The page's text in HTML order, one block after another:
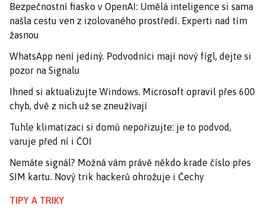
Bezpečnostní fiasko v OpenAI: Umělá inteligence si sama
našla cestu ven z izolovaného prostředí. Experti nad tím
žasnou
WhatsApp není jediný. Podvodníci mají nový fígl, dejte si
pozor na Signalu
Ihned si aktualizujte Windows. Microsoft opravil přes 600
chyb, dvě z nich už se zneužívají
Tuhle klimatizaci si domů nepořizujte: je to podvod,
varuje před ní i ČOI
Nemáte signál? Možná vám právě někdo krade číslo přes
SIM kartu. Nový trik hackerů ohrožuje i Čechy
TIPY A TRIKY